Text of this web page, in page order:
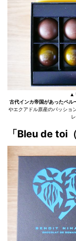
▲
古代インカ帝国があったペル
やエクアドル原産のパッショ
「Bleu de toi